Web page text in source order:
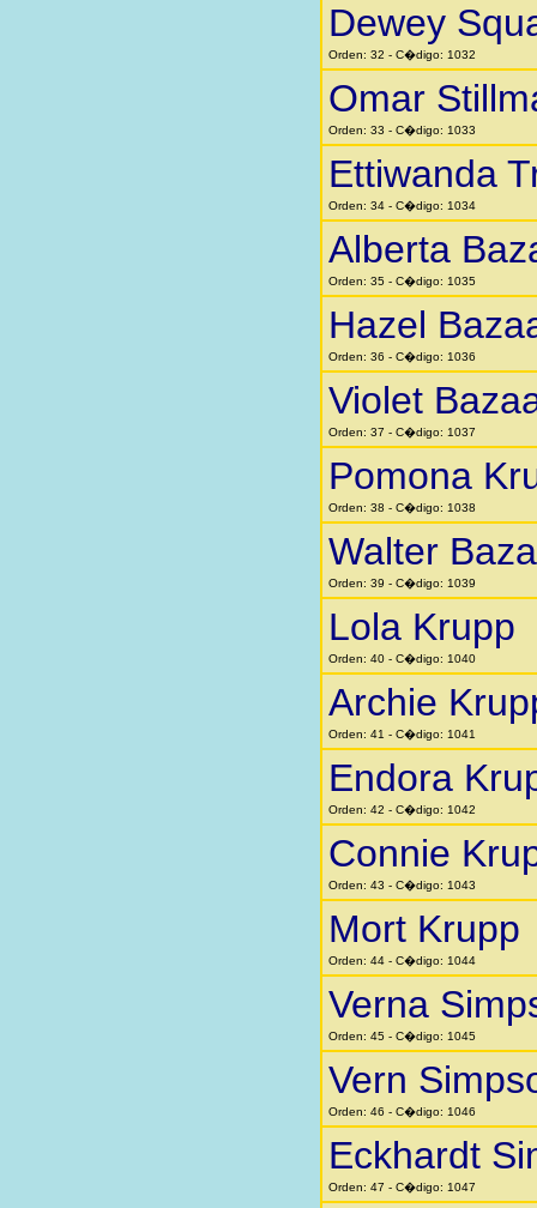
Dewey
Orden: 32 - C�digo: 1032
Omar
Orden: 33 - C�digo: 1033
Ettiwanda
Orden: 34 - C�digo: 1034
Alberta
Orden: 35 - C�digo: 1035
Hazel
Orden: 36 - C�digo: 1036
Violet
Orden: 37 - C�digo: 1037
Pomona
Orden: 38 - C�digo: 1038
Walter
Orden: 39 - C�digo: 1039
Lola Krupp
Orden: 40 - C�digo: 1040
Archie
Orden: 41 - C�digo: 1041
Endora
Orden: 42 - C�digo: 1042
Connie
Orden: 43 - C�digo: 1043
Mort Krupp
Orden: 44 - C�digo: 1044
Verna
Orden: 45 - C�digo: 1045
Vern
Orden: 46 - C�digo: 1046
Eckhardt
Orden: 47 - C�digo: 1047